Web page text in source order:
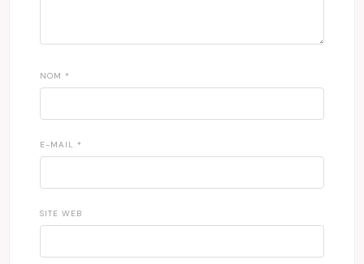
NOM *
E-MAIL *
SITE WEB